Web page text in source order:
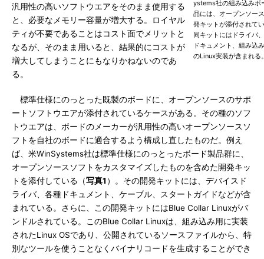
ystems社の組み込みボ
品には、オープンソー
発キットが添付されて
同キットにはドライバ
ドキュメント、組み込
のLinux実装が含まれる
汎用性の高いソフトウエアをそのまま使用する
と、必要なメモリー容量が増大する。ロイヤル
ティが不要であることはコスト面でメリットと
なるが、そのまま用いると、結果的にコストが
増大してしまうことにもなりかねないのであ
る。
標準仕様にのっとった既製のボードに、オープンソースのサポ
ートソフトウエアが添付されているケースがある。その種のソフ
トウエアは、ボードのメーカーが汎用性の高いオープンソースソ
フトを自社のボードに適合するよう構成し直したものだ。例え
ば、米WinSystems社は標準仕様にのっとったボード製品群に、
オープンソースソフトをカスタマイズしたものを含めた開発キッ
トを添付している（写真1 ）。その開発キットには、デバイスド
ライバ、各種ドキュメント、ケーブル、スタートガイドなどが含
まれている。さらに、この開発キットにはBlue Collar Linuxがバ
ンドルされている。このBlue Collar Linuxは、組み込み用に実装
されたLinux OSであり、公開されているソースファイルから、特
別なツールを使うことなくバイナリコードを生成することができ